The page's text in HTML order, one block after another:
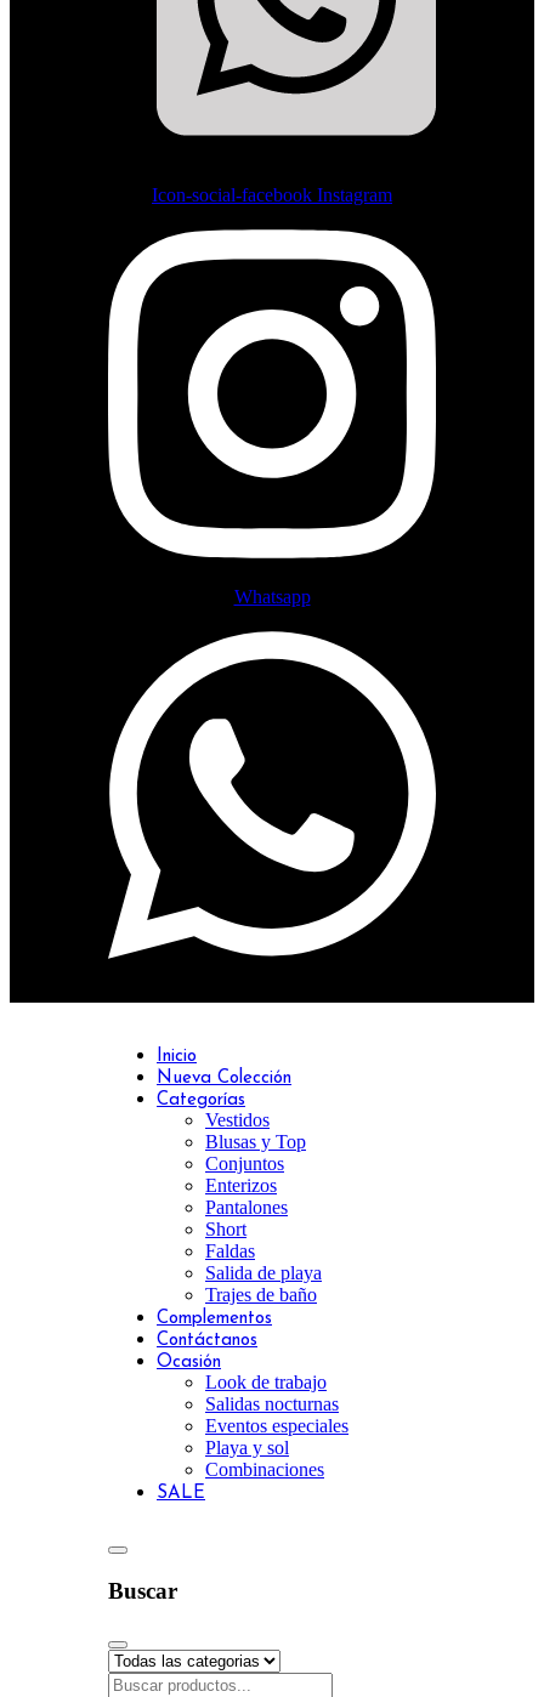
Icon-social-facebook Instagram
Whatsapp
Inicio
Nueva Colección
Categorías
Vestidos
Blusas y Top
Conjuntos
Enterizos
Pantalones
Short
Faldas
Salida de playa
Trajes de baño
Complementos
Contáctanos
Ocasión
Look de trabajo
Salidas nocturnas
Eventos especiales
Playa y sol
Combinaciones
SALE
Buscar